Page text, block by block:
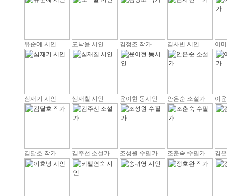
유순예 시인 오낙율 시인 김정조 작가 김사빈 시인 이
심재기 시인 심재칠 시인 윤이현 동시인 안은순 소설가 이
김달호 작가 김주선 소설가 조성원 수필가 조춘숙 수필가 김